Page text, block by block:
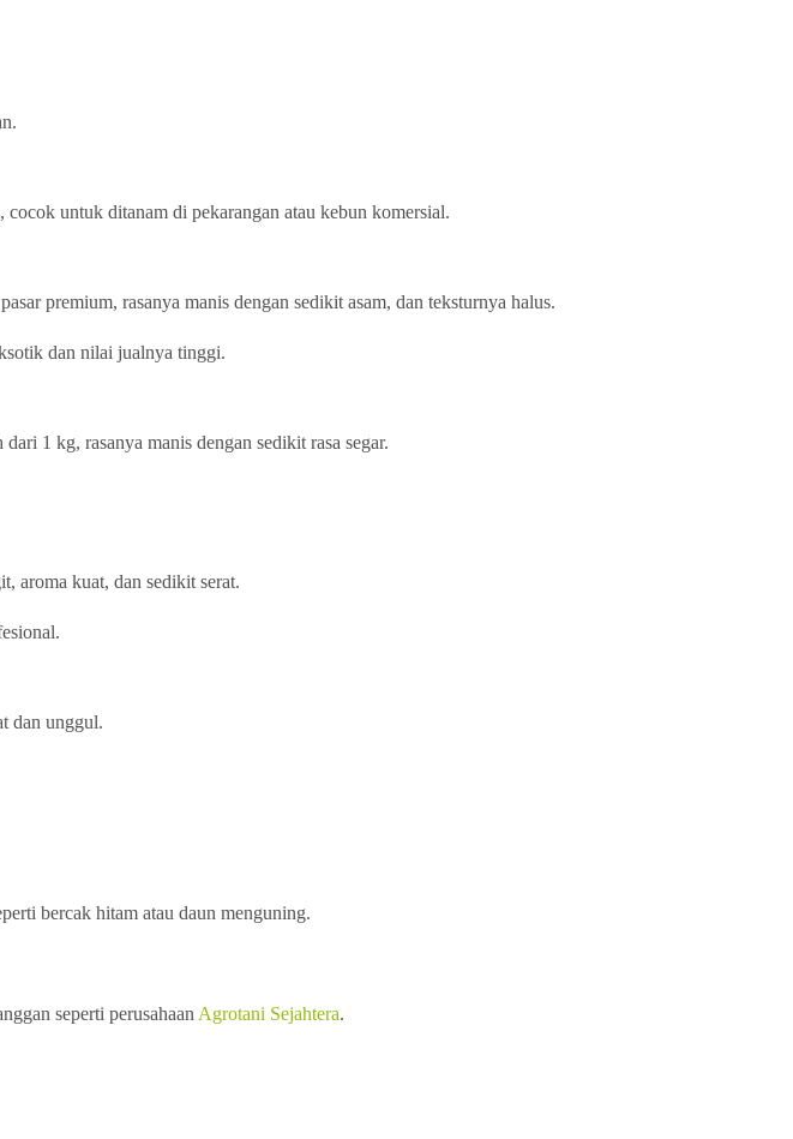
untuk ditanam di pekarangan atau kebun komersial.
premium, rasanya manis dengan sedikit asam, dan teksturnya halus.
dan nilai jualnya tinggi.
1 kg, rasanya manis dengan sedikit rasa segar.
aroma kuat, dan sedikit serat.
dan unggul.
bercak hitam atau daun menguning.
seperti perusahaan Agrotani Sejahtera.